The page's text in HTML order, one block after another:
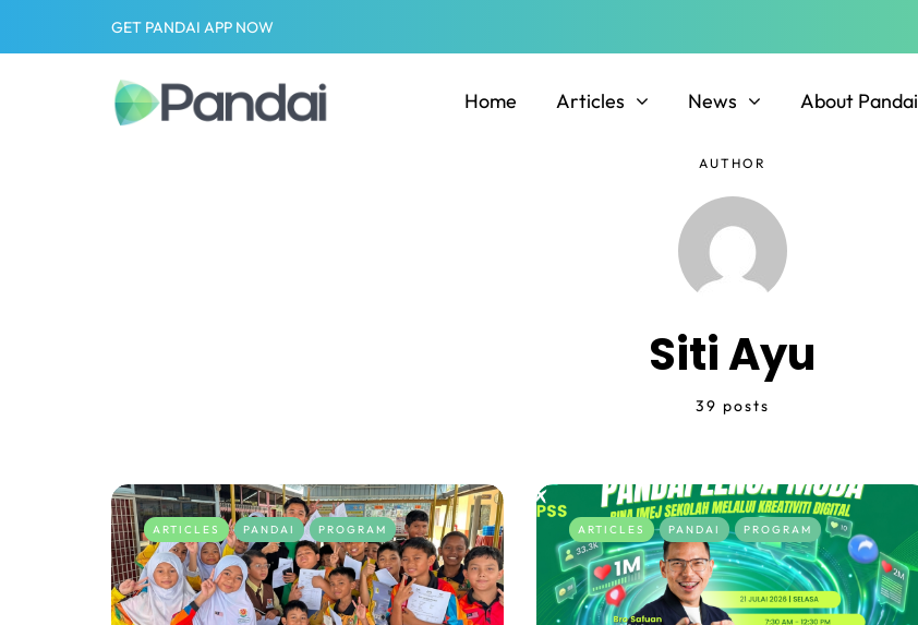
GET PANDAI APP NOW
Home Articles News About Pandai
AUTHOR
Siti Ayu
39 posts
ARTICLES PANDAI PROGRAM ARTICLES PANDAI PROGRAM